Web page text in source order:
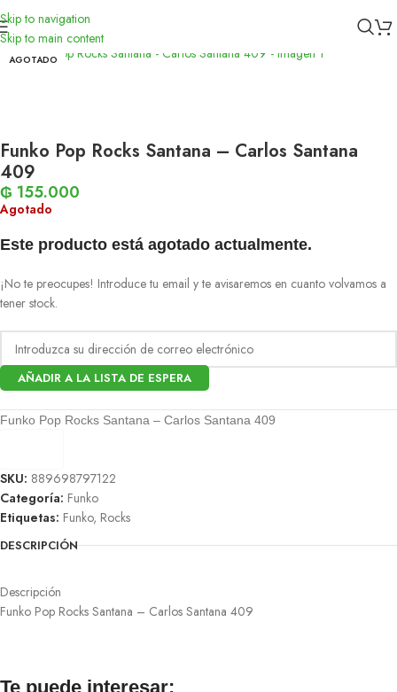
Skip to navigation
Skip to main content
Inicio Funko
AGOTADO
Funko Pop Rocks Santana – Carlos Santana
409
₲ 155.000
Agotado
Este producto está agotado actualmente.
¡No te preocupes! Introduce tu email y te avisaremos en cuanto volvamos a
tener stock.
AÑADIR A LA LISTA DE ESPERA
Funko Pop Rocks Santana – Carlos Santana 409
SKU: 889698797122
Categoría: Funko
Etiquetas: Funko, Rocks
DESCRIPCIÓN
Descripción
Funko Pop Rocks Santana – Carlos Santana 409
Te puede interesar: